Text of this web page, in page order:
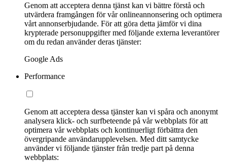
Genom att acceptera denna tjänst kan vi bättre förstå och
utvärdera framgången för vår onlineannonsering och optimera
vårt annonserbjudande. För att göra detta jämför vi dina
krypterade personuppgifter med följande externa leverantörer
om du redan använder deras tjänster:
Google Ads
Performance
Genom att acceptera dessa tjänster kan vi spåra och anonymt
analysera klick- och surfbeteende på vår webbplats för att
optimera vår webbplats och kontinuerligt förbättra den
övergripande användarupplevelsen. Med ditt samtycke
använder vi följande tjänster från tredje part på denna
webbplats: